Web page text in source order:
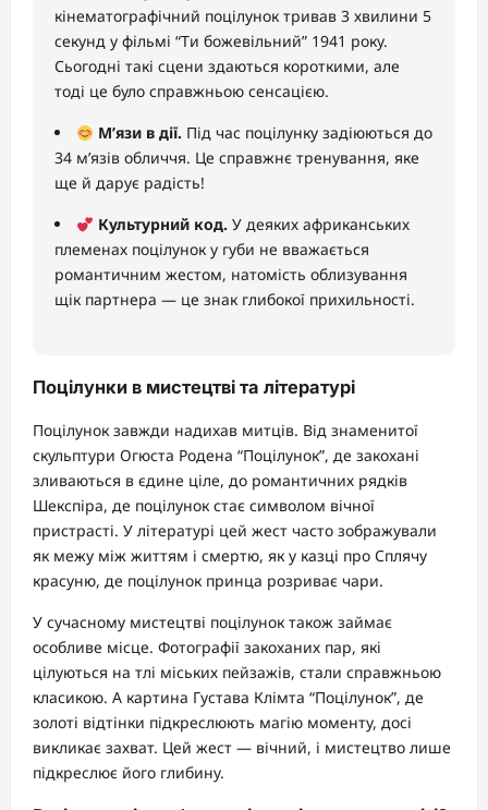
кінематографічний поцілунок тривав 3 хвилини 5
секунд у фільмі “Ти божевільний” 1941 року.
Сьогодні такі сцени здаються короткими, але
тоді це було справжньою сенсацією.
М’язи в дії. Під час поцілунку задіюються до
34 м’язів обличчя. Це справжнє тренування, яке
ще й дарує радість!
Культурний код. У деяких африканських
племенах поцілунок у губи не вважається
романтичним жестом, натомість облизування
щік партнера — це знак глибокої прихильності.
Поцілунки в мистецтві та літературі
Поцілунок завжди надихав митців. Від знаменитої
скульптури Огюста Родена “Поцілунок”, де закохані
зливаються в єдине ціле, до романтичних рядків
Шекспіра, де поцілунок стає символом вічної
пристрасті. У літературі цей жест часто зображували
як межу між життям і смертю, як у казці про Сплячу
красуню, де поцілунок принца розриває чари.
У сучасному мистецтві поцілунок також займає
особливе місце. Фотографії закоханих пар, які
цілуються на тлі міських пейзажів, стали справжньою
класикою. А картина Густава Клімта “Поцілунок”, де
золоті відтінки підкреслюють магію моменту, досі
викликає захват. Цей жест — вічний, і мистецтво лише
підкреслює його глибину.